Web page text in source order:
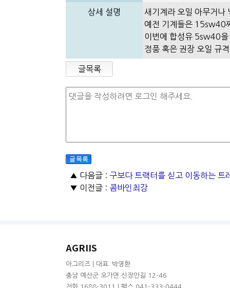
상세 설명
새기계라 오일 아무거나
예전 기계들은 15sw40
이번에 합성유 5sw40
정품 혹은 권장 오일 규
글목록
▲ 다음글 : 구보다 트랙터를 싣고 이동하는 트
▼ 이전글 : 콤바인최강
AGRIIS
아그리즈 | 대표: 박영환
충남 예산군 오가면 신장안길 12-46